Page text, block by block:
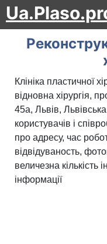
Клініка пластичної
відновна хірургія,
45а, Львів,
користувачів і
про адресу, час
відвідуваность,
величезна кількість
інформації